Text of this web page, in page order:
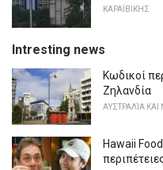
ΚΑΡΑΪΒΙΚΉΣ
Intresting news
Κωδικοί
Ζηλανδία
ΑΥΣΤΡΑΛΊΑ
Hawaii